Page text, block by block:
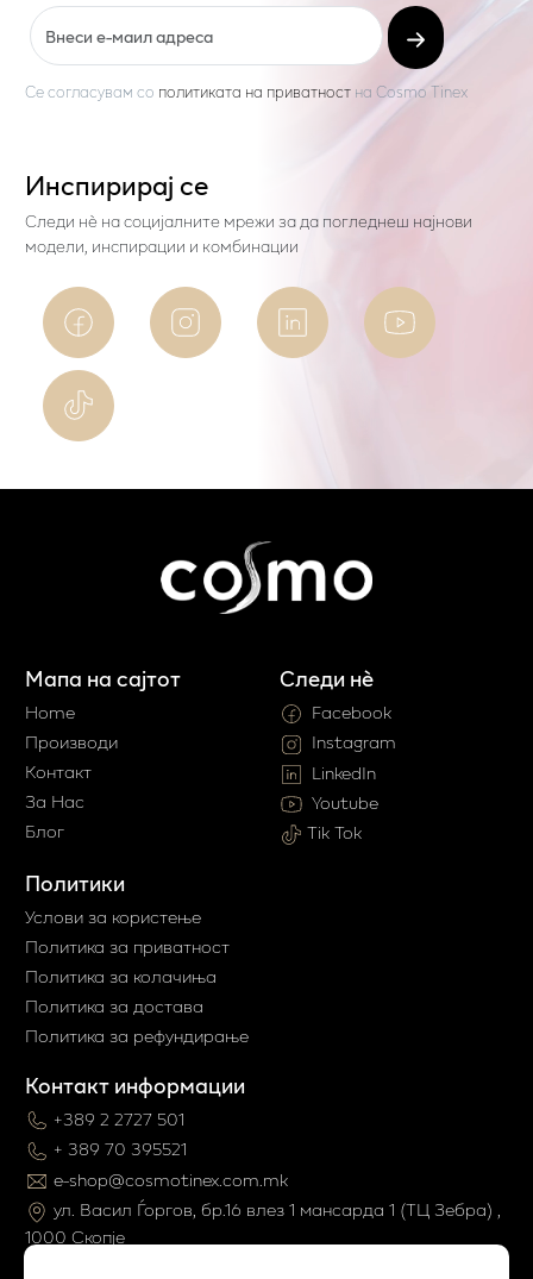
Се согласувам со политиката на приватност на Cosmo Tinex
Инспирирај се
Следи нѐ на социјалните мрежи за да погледнеш најнови
модели, инспирации и комбинации
Мапа на сајтот
Home
Производи
Контакт
За Нас
Блог
Политики
Услови за користење
Политика за приватност
Политика за колачиња
Политика за достава
Политика за рефундирање
Контакт информации
+389 2 2727 501
+ 389 70 395521
e-shop@cosmotinex.com.mk
ул. Васил Ѓоргов, бр.16 влез 1 мaнсарда 1 (ТЦ Зебра) ,
1000 Скопје
Следи нè
Facebook
Instagram
LinkedIn
Youtube
Tik Tok